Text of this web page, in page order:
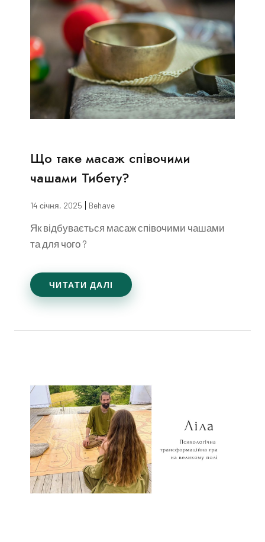
Що таке масаж співочими
чашами Тибету?
14 січня, 2025 Behave
Як відбувається масаж співочими чашами
та для чого ?
ЧИТАТИ ДАЛІ